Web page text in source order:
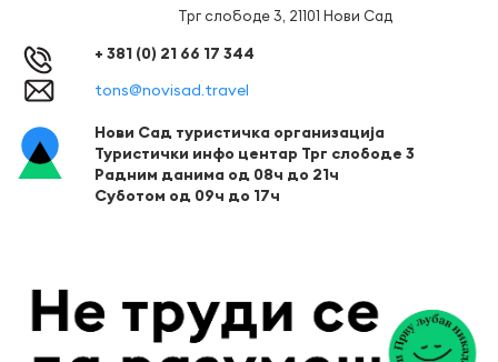
Трг слободе 3, 21101 Нови Сад
+ 381 (0) 21 66 17 344
tons@novisad.travel
Нови Сад туристичка организација
Туристички инфо центар Трг слободе 3
Радним данима од 08ч до 21ч
Суботом од 09ч до 17ч